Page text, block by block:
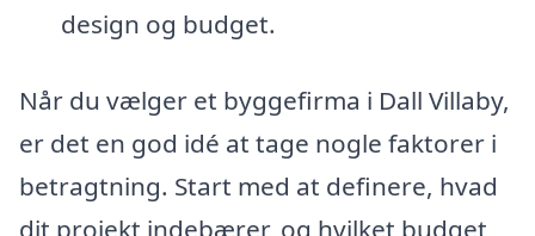
design og budget.
Når du vælger et byggefirma i Dall Villaby,
er det en god idé at tage nogle faktorer i
betragtning. Start med at definere, hvad
dit projekt indebærer, og hvilket budget